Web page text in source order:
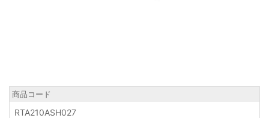
商品コード
RTA210ASH027